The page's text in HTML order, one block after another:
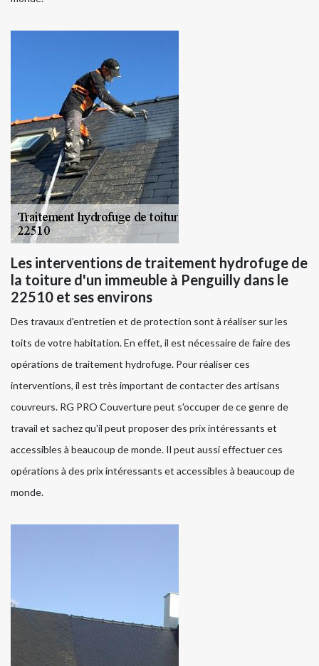
Les interventions de traitement hydrofuge de
la toiture d'un immeuble à Penguilly dans le
22510 et ses environs
Des travaux d'entretien et de protection sont à réaliser sur les
toits de votre habitation. En effet, il est nécessaire de faire des
opérations de traitement hydrofuge. Pour réaliser ces
interventions, il est très important de contacter des artisans
couvreurs. RG PRO Couverture peut s'occuper de ce genre de
travail et sachez qu'il peut proposer des prix intéressants et
accessibles à beaucoup de monde. Il peut aussi effectuer ces
opérations à des prix intéressants et accessibles à beaucoup de
monde.